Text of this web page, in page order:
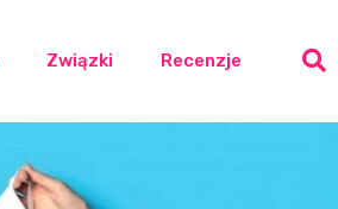
Związki Recenzje